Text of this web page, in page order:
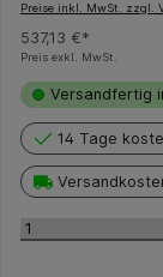
Preise inkl. MwSt. zzgl.
537,13 €*
Preis exkl. MwSt.
Versandfertig
14 Tage